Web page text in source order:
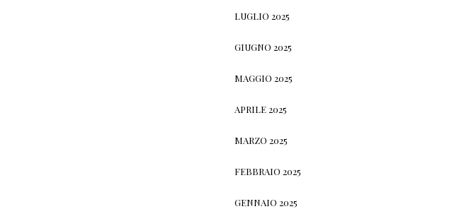
LUGLIO 2025
GIUGNO 2025
MAGGIO 2025
APRILE 2025
MARZO 2025
FEBBRAIO 2025
GENNAIO 2025